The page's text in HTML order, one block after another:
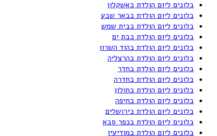
בלונים ליום הולדת באשקלון
בלונים ליום הולדת בבאר שבע
בלונים ליום הולדת בבית שמש
בלונים ליום הולדת בבת ים
בלונים ליום הולדת בהוד השרון
בלונים ליום הולדת בהרצליה
בלונים ליום הולדת בחדר
בלונים ליום הולדת בחדרה
בלונים ליום הולדת בחולון
בלונים ליום הולדת בחיפה
בלונים ליום הולדת בירושלים
בלונים ליום הולדת בכפר סבא
בלונים ליום הולדת במודיעין